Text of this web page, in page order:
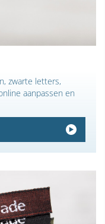
zwarte letters,
aanpassen en